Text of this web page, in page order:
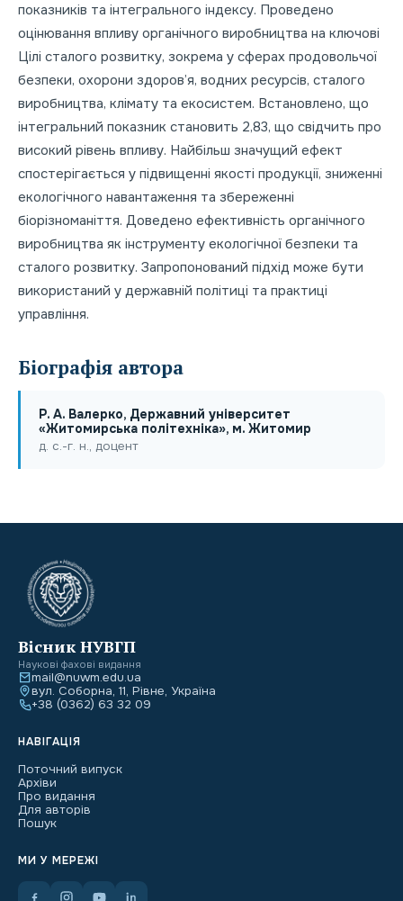
показників та інтегрального індексу. Проведено
оцінювання впливу органічного виробництва на ключові
Цілі сталого розвитку, зокрема у сферах продовольчої
безпеки, охорони здоров’я, водних ресурсів, сталого
виробництва, клімату та екосистем. Встановлено, що
інтегральний показник становить 2,83, що свідчить про
високий рівень впливу. Найбільш значущий ефект
спостерігається у підвищенні якості продукції, зниженні
екологічного навантаження та збереженні
біорізноманіття. Доведено ефективність органічного
виробництва як інструменту екологічної безпеки та
сталого розвитку. Запропонований підхід може бути
використаний у державній політиці та практиці
управління.
Біографія автора
Р. А. Валерко, Державний університет
«Житомирська політехніка», м. Житомир
д. с.-г. н., доцент
Вісник НУВГП
Наукові фахові видання
mail@nuwm.edu.ua
вул. Соборна, 11, Рівне, Україна
+38 (0362) 63 32 09
НАВІГАЦІЯ
Поточний випуск
Архіви
Про видання
Для авторів
Пошук
МИ У МЕРЕЖІ